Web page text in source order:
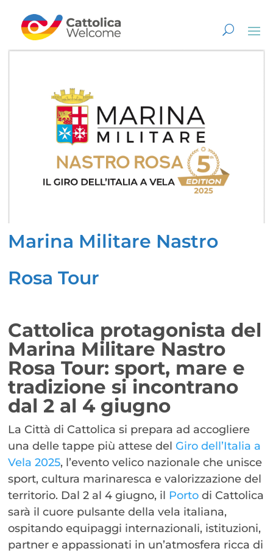
Marina Militare Nastro
Rosa Tour
Cattolica protagonista del
Marina Militare Nastro
Rosa Tour: sport, mare e
tradizione si incontrano
dal 2 al 4 giugno
La Città di Cattolica si prepara ad accogliere
una delle tappe più attese delGiro dell’Italia a
Vela 2025, l’evento velico nazionale che unisce
sport, cultura marinaresca e valorizzazione del
territorio. Dal 2 al 4 giugno, il Porto di Cattolica
sarà il cuore pulsante della vela italiana,
ospitando equipaggi internazionali, istituzioni,
partner e appassionati in un’atmosfera ricca di